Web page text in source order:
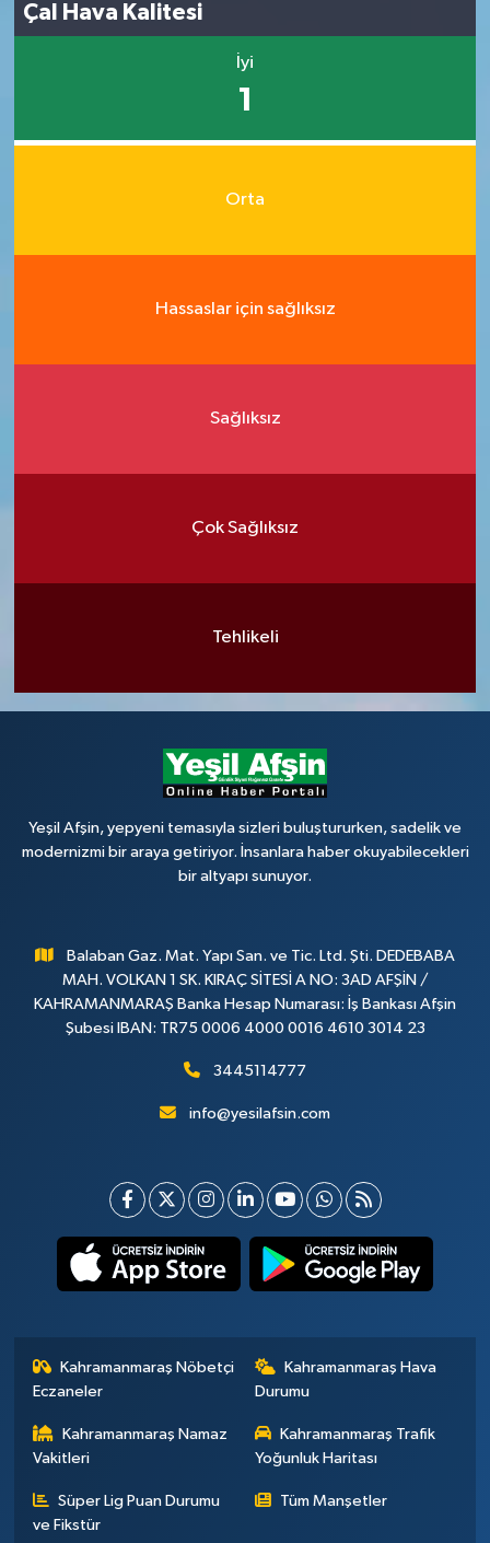
Çal Hava Kalitesi
İyi
1
Orta
Hassaslar için sağlıksız
Sağlıksız
Çok Sağlıksız
Tehlikeli
Yeşil Afşin, yepyeni temasıyla sizleri buluştururken, sadelik ve
modernizmi bir araya getiriyor. İnsanlara haber okuyabilecekleri
bir altyapı sunuyor.
Balaban Gaz. Mat. Yapı San. ve Tic. Ltd. Şti. DEDEBABA
MAH. VOLKAN 1 SK. KIRAÇ SİTESİ A NO: 3AD AFŞİN /
KAHRAMANMARAŞ Banka Hesap Numarası: İş Bankası Afşin
Şubesi IBAN: TR75 0006 4000 0016 4610 3014 23
3445114777
info@yesilafsin.com
Kahramanmaraş Nöbetçi
Eczaneler
Kahramanmaraş Hava
Durumu
Kahramanmaraş Namaz
Vakitleri
Kahramanmaraş Trafik
Yoğunluk Haritası
Süper Lig Puan Durumu
ve Fikstür
Tüm Manşetler